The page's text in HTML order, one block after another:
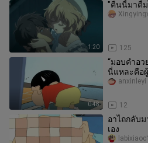
1:20
"คืนนี้มาดื่
125
0:48
“มอบคำอ
นี่แหละคือ
12
anxinleyi
อาไถกลับ
เอง